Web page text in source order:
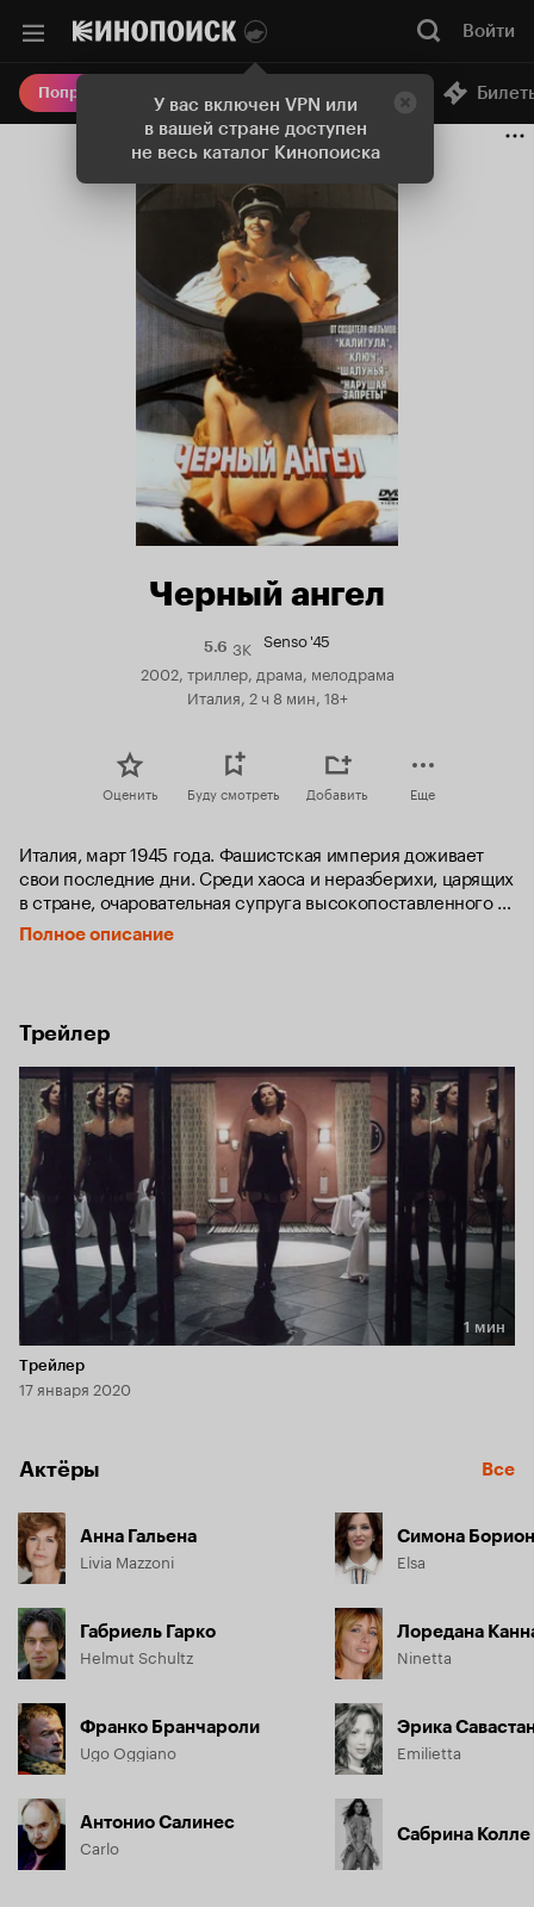
У вас включен VPN или
в вашей стране доступен
не весь каталог Кинопоиска
Войти
Попробовать Плюс Онлайн-кинотеатр
Черный ангел
5.6Рейтинг
3K Senso '45
2002, триллер, драма, мелодрама
Италия, 2 ч 8 мин, 18+
Оценить Буду смотреть Добавить Еще
Италия, март 1945 года. Фашистская империя доживает
свои последние дни. Среди хаоса и неразберихи, царящих
в стране, очаровательная супруга высокопоставленного
чиновника, Ливия Маццони, решает во что бы то ни стало
разыскать лейтенанта СС Хельмута Шульца, с которым она
Дав волю переполняющим её эмоциям и сексуальным
инстинктам, героиня попадает в бешеный водоворот
любовных приключений и эротических переживаний,
которые приводят её в Венецию - город роскоши и
свободной любви.
Полное описание
Трейлер
Длительность 1 мин
1 мин
Трейлер
17 января 2020
Актёры Все
Анна Гальена
Livia Mazzoni
Габриель Гарко
Helmut Schultz
Франко Бранчароли
Ugo Oggiano
Антонио Салинес
Carlo
Симона
Elsa
Лоредана
Ninetta
Эрика
Emilietta
Сабрина Колле